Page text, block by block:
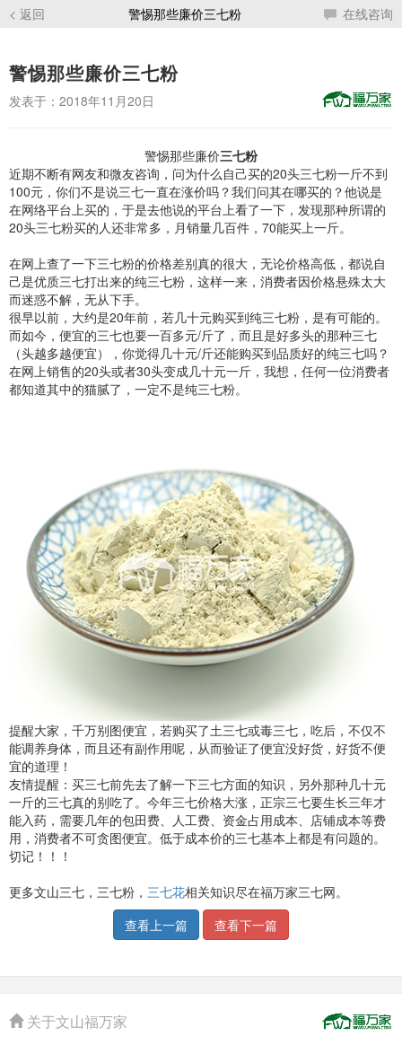
< 返回 警惕那些廉价三七粉 在线咨询
警惕那些廉价三七粉
发表于：2018年11月20日
警惕那些廉价三七粉
近期不断有网友和微友咨询，问为什么自己买的20头三七粉一斤不到
100元，你们不是说三七一直在涨价吗？我们问其在哪买的？他说是
在网络平台上买的，于是去他说的平台上看了一下，发现那种所谓的
20头三七粉买的人还非常多，月销量几百件，70能买上一斤。
在网上查了一下三七粉的价格差别真的很大，无论价格高低，都说自
己是优质三七打出来的纯三七粉，这样一来，消费者因价格悬殊太大
而迷惑不解，无从下手。
很早以前，大约是20年前，若几十元购买到纯三七粉，是有可能的。
而如今，便宜的三七也要一百多元/斤了，而且是好多头的那种三七
（头越多越便宜），你觉得几十元/斤还能购买到品质好的纯三七吗？
在网上销售的20头或者30头变成几十元一斤，我想，任何一位消费者
都知道其中的猫腻了，一定不是纯三七粉。
提醒大家，千万别图便宜，若购买了土三七或毒三七，吃后，不仅不
能调养身体，而且还有副作用呢，从而验证了便宜没好货，好货不便
宜的道理！
友情提醒：买三七前先去了解一下三七方面的知识，另外那种几十元
一斤的三七真的别吃了。今年三七价格大涨，正宗三七要生长三年才
能入药，需要几年的包田费、人工费、资金占用成本、店铺成本等费
用，消费者不可贪图便宜。低于成本价的三七基本上都是有问题的。
切记！！！
更多文山三七，三七粉， 三七花相关知识尽在福万家三七网。
查看上一篇
查看下一篇
关于文山福万家